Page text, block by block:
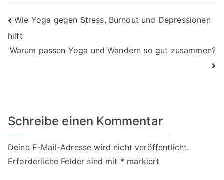
Beitragsnavigation
Wie Yoga gegen Stress, Burnout und Depressionen
hilft
Warum passen Yoga und Wandern so gut zusammen?
Schreibe einen Kommentar
Deine E-Mail-Adresse wird nicht veröffentlicht.
Erforderliche Felder sind mit * markiert